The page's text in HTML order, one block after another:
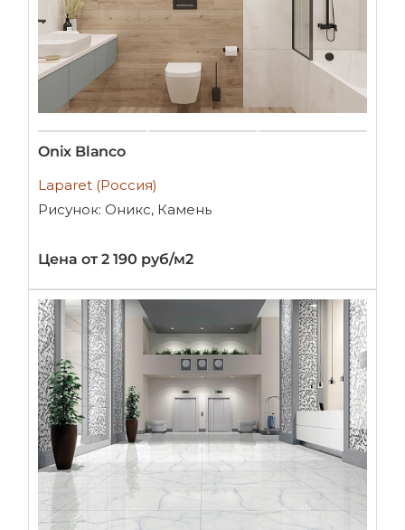
Oniх Blanco
Laparet (Россия)
Рисунок: Оникс, Камень
Цена от 2 190 руб/м2